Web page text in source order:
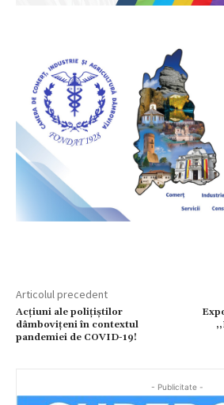
Articolul precedent
Acțiuni ale polițiștilor
dâmbovițeni în contextul
pandemiei de COVID-19!
- Publicitate -